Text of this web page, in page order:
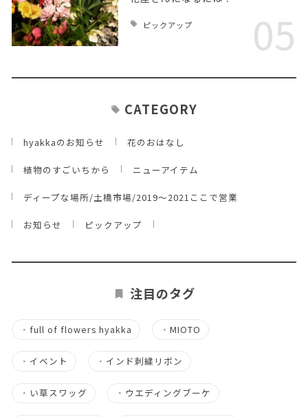
ピックアップ 05
CATEGORY
hyakkaのお知らせ 花のおはなし
植物のすごいちから ニューアイテム
ディープな場所/土橋市場/2019～2021ここで営業
お知らせ ピックアップ
注目のタグ
・ full of flowers hyakka ・MIOTO
・ イベント ・ インド刺繍リボン
・ い草スワッグ ・ ウエディングブーケ